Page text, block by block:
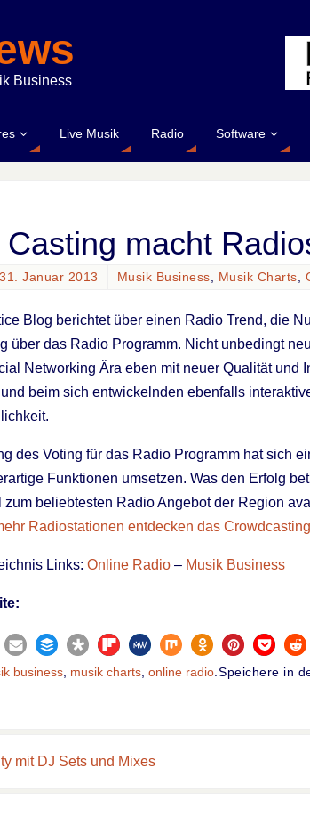
Business
Live Musik Radio Software
macht
31. Januar 2013 Musik Business, Musik Charts,
Blog berichtet über einen Radio Trend, die
über das Radio Programm. Nicht unbedingt
Networking Ära eben mit neuer Qualität und
beim sich entwickelnden ebenfalls
des Voting für das Radio Programm hat sich
Funktionen umsetzen. Was den Erfolg
zum beliebtesten Radio Angebot der Region
Radiostationen entdecken das
Links: Online Radio – Musik Business
business musik charts online radio Speichere in
mit DJ Sets und Mixes